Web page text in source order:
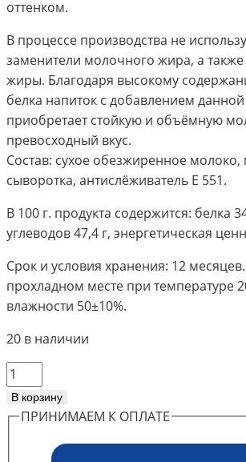
оттенком.
В процессе производства не
заменители молочного жира, а
жиры. Благодаря высокому
белка напиток с добавлением
приобретает стойкую и объёмную
превосходный вкус.
Состав: сухое обезжиренное
сыворотка, антислёживатель Е 551.
В 100 г. продукта содержится: белка
углеводов 47,4 г, энергетическая
Срок и условия хранения: 12
прохладном месте при температуре
влажности 50±10%.
20 в наличии
Количество
товара
Сухие
Cappucсino
В корзину
ПРИНИМАЕМ К ОПЛАТЕ